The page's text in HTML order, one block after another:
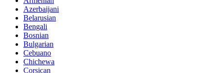
Azerbaijani
Belarusian
Bengali
Bosnian
Bulgarian
Cebuano
Chichewa
Corsican